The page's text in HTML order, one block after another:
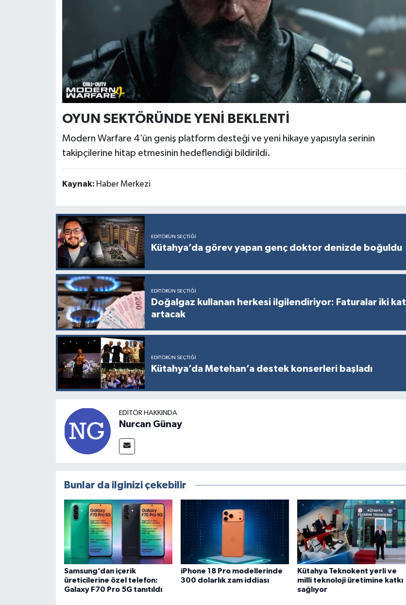
OYUN SEKTÖRÜNDE YENİ BEKLENTİ
Modern Warfare 4’ün geniş platform desteği ve yeni hikaye yapısıyla serinin
takipçilerine hitap etmesinin hedeflendiği bildirildi.
Kaynak: Haber Merkezi
EDITÖRÜN SEÇTIĞI
Kütahya’da görev yapan genç doktor denizde boğuldu
EDITÖRÜN SEÇTIĞI
Doğalgaz kullanan herkesi ilgilendiriyor: Faturalar iki kat
artacak
EDITÖRÜN SEÇTIĞI
Kütahya’da Metehan’a destek konserleri başladı
EDITÖR HAKKINDA
Nurcan Günay
Bunlar da ilginizi çekebilir
Samsung’dan içerik
üreticilerine özel telefon:
Galaxy F70 Pro 5G tanıtıldı
iPhone 18 Pro modellerinde
300 dolarlık zam iddiası
Kütahya Teknokent yerli ve
milli teknoloji üretimine katkı
sağlıyor